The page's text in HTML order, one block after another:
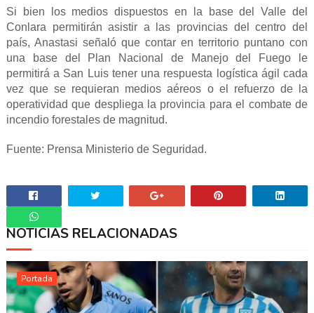
Si bien los medios dispuestos en la base del Valle del
Conlara permitirán asistir a las provincias del centro del
país, Anastasi señaló que contar en territorio puntano con
una base del Plan Nacional de Manejo del Fuego le
permitirá a San Luis tener una respuesta logística ágil cada
vez que se requieran medios aéreos o el refuerzo de la
operatividad que despliega la provincia para el combate de
incendio forestales de magnitud.
Fuente: Prensa Ministerio de Seguridad.
Whatsapp
NOTICIAS RELACIONADAS
Portada